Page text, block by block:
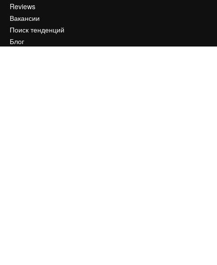
Reviews
Вакансии
Поиск тенденций
Блог